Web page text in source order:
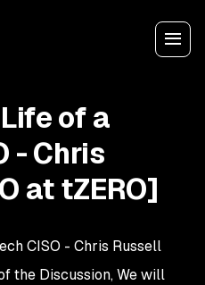
of a
- Chris
at tZERO]
CISO - Chris Russell
the Discussion, We will